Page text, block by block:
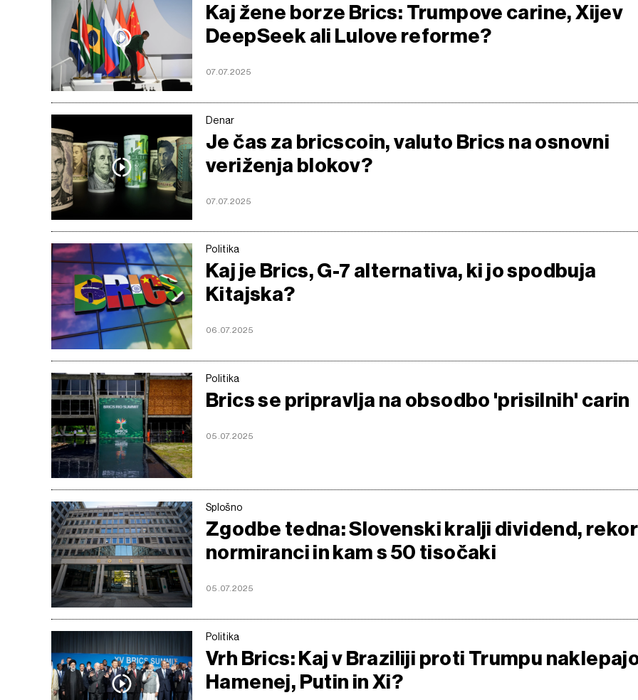
Kaj žene borze Brics: Trumpove carine, Xijev
DeepSeek ali Lulove reforme?
07.07.2025
Denar
Je čas za bricscoin, valuto Brics na osnovni
veriženja blokov?
07.07.2025
Politika
Kaj je Brics, G-7 alternativa, ki jo spodbuja
Kitajska?
06.07.2025
Politika
Brics se pripravlja na obsodbo 'prisilnih' carin
05.07.2025
Splošno
Zgodbe tedna: Slovenski kralji dividend,
normiranci in kam s 50 tisočaki
05.07.2025
Politika
Vrh Brics: Kaj v Braziliji proti Trumpu
Hamenej, Putin in Xi?